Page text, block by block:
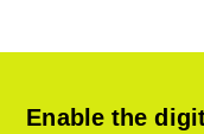
Enable the